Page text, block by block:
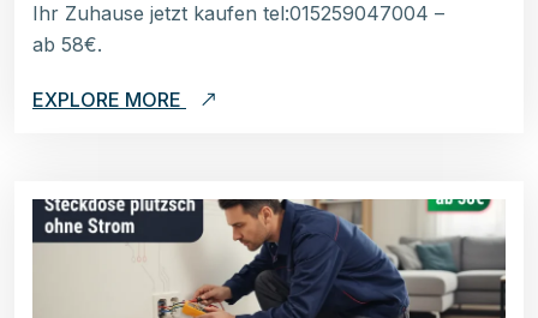
Ihr Zuhause jetzt kaufen tel:015259047004 –
ab 58€.
EXPLORE MORE